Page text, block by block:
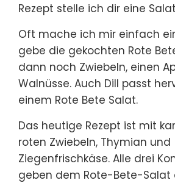
Rezept stelle ich dir eine
Oft mache ich mir einfach
gebe die gekochten Rote
dann noch Zwiebeln, einen
Walnüsse. Auch Dill passt
einem Rote Bete Salat.
Das heutige Rezept ist mit
roten Zwiebeln, Thymian und
Ziegenfrischkäse. Alle drei
geben dem Rote-Bete-Salat